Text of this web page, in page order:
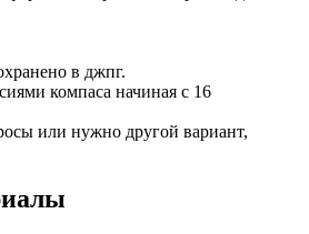
в джпг.
компаса начиная с 16
или нужно другой вариант,